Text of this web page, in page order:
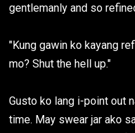
gentlemanly and so
"Kung gawin ko kayang
mo? Shut the hell up."
Gusto ko lang i-point out
time. May swear jar ako